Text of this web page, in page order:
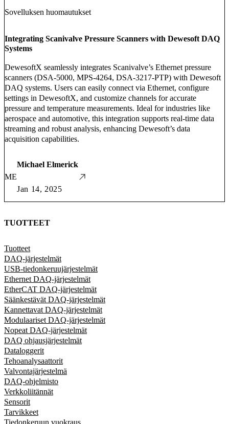
Sovelluksen huomautukset
Integrating Scanivalve Pressure Scanners with Dewesoft DAQ
Systems
DewesoftX seamlessly integrates Scanivalve’s Ethernet pressure
scanners (DSA-5000, MPS-4264, DSA-3217-PTP) with Dewesoft
DAQ systems. Users can easily connect via Ethernet, configure
settings in DewesoftX, and customize channels for accurate
pressure and temperature measurements. Ideal for industries like
aerospace and automotive, this integration supports real-time data
streaming and robust analysis, enhancing Dewesoft’s data
acquisition capabilities.
ME
Michael Elmerick
Jan 14, 2025
TUOTTEET
Tuotteet
DAQ-järjestelmät
USB-tiedonkeruujärjestelmät
Ethernet DAQ-järjestelmät
EtherCAT DAQ-järjestelmät
Säänkestävät DAQ-järjestelmät
Kannettavat DAQ-järjestelmät
Modulaariset DAQ-järjestelmät
Nopeat DAQ-järjestelmät
DAQ ohjausjärjestelmät
Dataloggerit
Tehoanalysaattorit
Valvontajärjestelmä
DAQ-ohjelmisto
Verkkoliitännät
Sensorit
Tarvikkeet